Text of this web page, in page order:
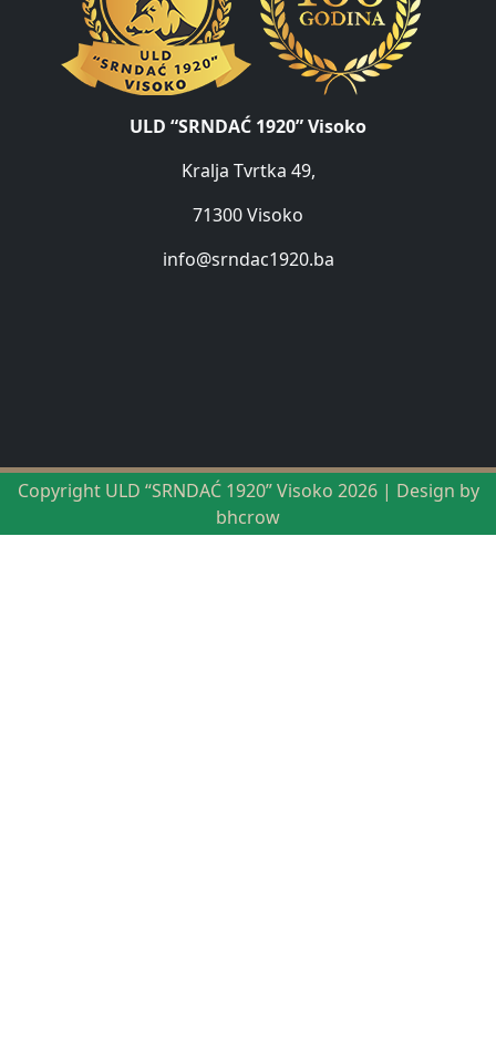
ULD “SRNDAĆ 1920” Visoko
Kralja Tvrtka 49,
71300 Visoko
info@srndac1920.ba
Copyright ULD “SRNDAĆ 1920” Visoko 2026 | Design by
bhcrow